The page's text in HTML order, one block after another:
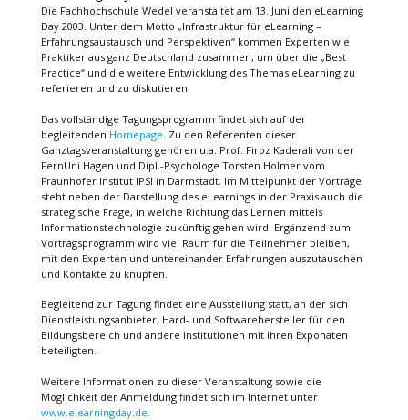
Die Fachhochschule Wedel veranstaltet am 13. Juni den eLearning
Day 2003. Unter dem Motto „Infrastruktur für eLearning –
Erfahrungsaustausch und Perspektiven“ kommen Experten wie
Praktiker aus ganz Deutschland zusammen, um über die „Best
Practice“ und die weitere Entwicklung des Themas eLearning zu
referieren und zu diskutieren.
Das vollständige Tagungsprogramm findet sich auf der
begleitenden Homepage . Zu den Referenten dieser
Ganztagsveranstaltung gehören u.a. Prof. Firoz Kaderali von der
FernUni Hagen und Dipl.-Psychologe Torsten Holmer vom
Fraunhofer Institut IPSI in Darmstadt. Im Mittelpunkt der Vorträge
steht neben der Darstellung des eLearnings in der Praxis auch die
strategische Frage, in welche Richtung das Lernen mittels
Informationstechnologie zukünftig gehen wird. Ergänzend zum
Vortragsprogramm wird viel Raum für die Teilnehmer bleiben,
mit den Experten und untereinander Erfahrungen auszutauschen
und Kontakte zu knüpfen.
Begleitend zur Tagung findet eine Ausstellung statt, an der sich
Dienstleistungsanbieter, Hard- und Softwarehersteller für den
Bildungsbereich und andere Institutionen mit Ihren Exponaten
beteiligten.
Weitere Informationen zu dieser Veranstaltung sowie die
Möglichkeit der Anmeldung findet sich im Internet unter
www.elearningday.de